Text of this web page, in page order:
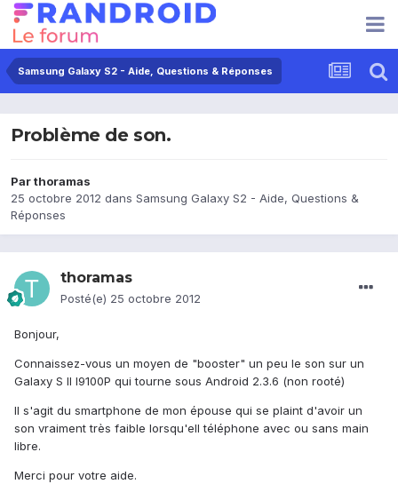
Samsung Galaxy S2 - Aide, Questions & Réponses
Problème de son.
Parthoramas
25 octobre 2012 dans Samsung Galaxy S2 - Aide, Questions &
Réponses
thoramas
Posté(e) 25 octobre 2012
Bonjour,
Connaissez-vous un moyen de "booster" un peu le son sur un
Galaxy S II I9100P qui tourne sous Android 2.3.6 (non rooté)
Il s'agit du smartphone de mon épouse qui se plaint d'avoir un
son vraiment très faible lorsqu'ell téléphone avec ou sans main
libre.
Merci pour votre aide.